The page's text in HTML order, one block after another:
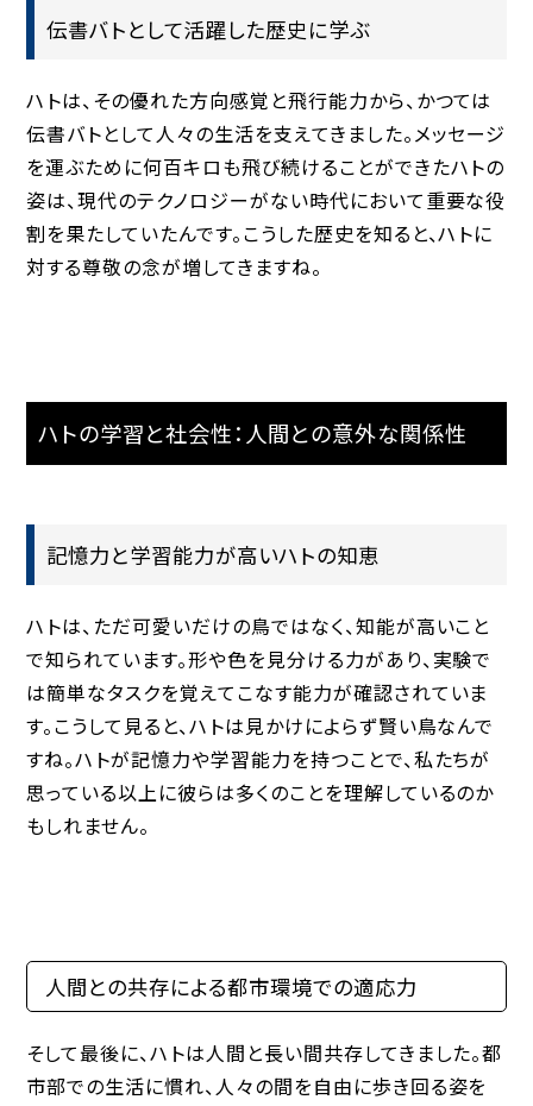
伝書バトとして活躍した歴史に学ぶ
ハトは、その優れた方向感覚と飛行能力から、かつては
伝書バトとして人々の生活を支えてきました。メッセージ
を運ぶために何百キロも飛び続けることができたハトの
姿は、現代のテクノロジーがない時代において重要な役
割を果たしていたんです。こうした歴史を知ると、ハトに
対する尊敬の念が増してきますね。
ハトの学習と社会性：人間との意外な関係性
記憶力と学習能力が高いハトの知恵
ハトは、ただ可愛いだけの鳥ではなく、知能が高いこと
で知られています。形や色を見分ける力があり、実験で
は簡単なタスクを覚えてこなす能力が確認されていま
す。こうして見ると、ハトは見かけによらず賢い鳥なんで
すね。ハトが記憶力や学習能力を持つことで、私たちが
思っている以上に彼らは多くのことを理解しているのか
もしれません。
人間との共存による都市環境での適応力
そして最後に、ハトは人間と長い間共存してきました。都
市部での生活に慣れ、人々の間を自由に歩き回る姿を